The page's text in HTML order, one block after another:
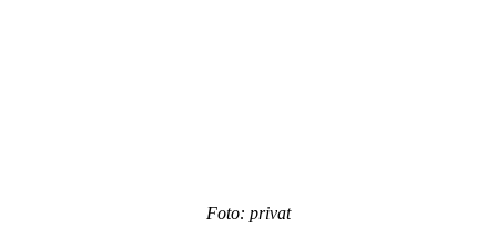
Foto: privat